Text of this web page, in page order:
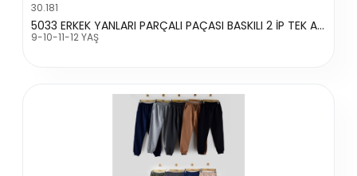
30.181
5033 ERKEK YANLARI PARÇALI PAÇASI BASKILI 2 İP TEK ALT
9-10-11-12 YAŞ